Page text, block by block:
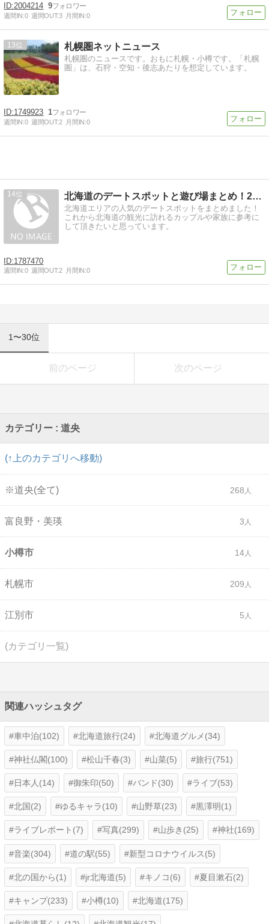
2004214 9
週間IN:0 週間OUT:3 月間IN:0
13 札幌圏ネットニュース
札幌圏のニュースです。おもに札幌・小樽です。「札幌
圏」は、石狩・空知・後志あたりを想定しています。
1749923 1
週間IN:0 週間OUT:2 月間IN:0
14 北海道のデートスポットと遊び場まとめ！2人の思い出を作ろう！
北海道エリアの人気のデートスポットをまとめました！
これから北海道の観光に訪れるカップルや家族に参考に
して頂きたいと思っています。
1787470
週間IN:0 週間OUT:2 月間IN:0
1〜30位
前のページ 次のページ
カテゴリー : 道央
(↑上のカテゴリへ移動)
※道央(全て) 268
富良野・美瑛 3
小樽市 14
札幌市 209
江別市 5
(カテゴリ一覧)
関連ハッシュタグ
車中泊(102) 北海道旅行(24) 北海道グルメ(34)
神社仏閣(100) 松山千春(3) 山菜(5) 旅行(751)
日本人(14) 御朱印(50) バンド(30) ライブ(53)
北国(2) ゆるキャラ(10) 山野草(23) 黒澤明(1)
ライブレポート(7) 写真(299) 山歩き(25) 神社(169)
音楽(304) 道の駅(55) 新型コロナウイルス(5)
北の国から(1) jr北海道(5) キノコ(6) 夏目漱石(2)
キャンプ(233) 小樽(10) 北海道(175)